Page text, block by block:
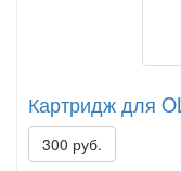
Картридж для
300 руб.